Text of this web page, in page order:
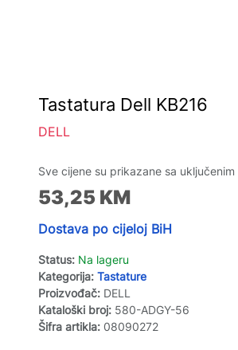
Tastatura Dell KB216
DELL
Sve cijene su prikazane sa uključenim
53,25 KM
Dostava po cijeloj BiH
Status: Na lageru
Kategorija: Tastature
Proizvođač: DELL
Kataloški broj: 580-ADGY-56
Šifra artikla: 08090272